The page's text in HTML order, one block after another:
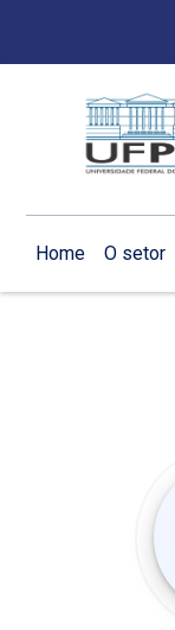
Home O setor